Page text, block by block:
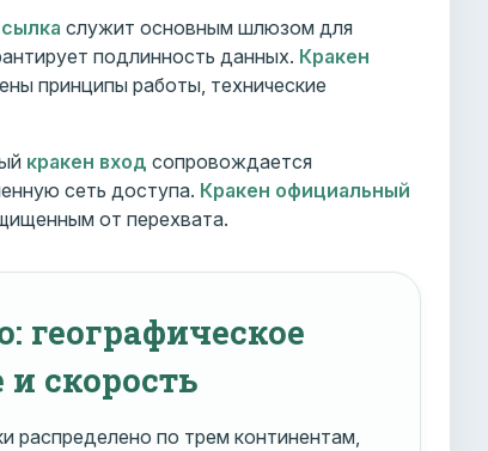
служит основным шлюзом для
подлинность данных. Кракен
принципы работы, технические
кракен вход сопровождается
сеть доступа. Кракен официальный
от перехвата.
географическое
скорость
распределено по трем континентам,